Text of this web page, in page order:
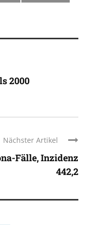
2000
Nächster Artikel
Fälle, Inzidenz
442,2